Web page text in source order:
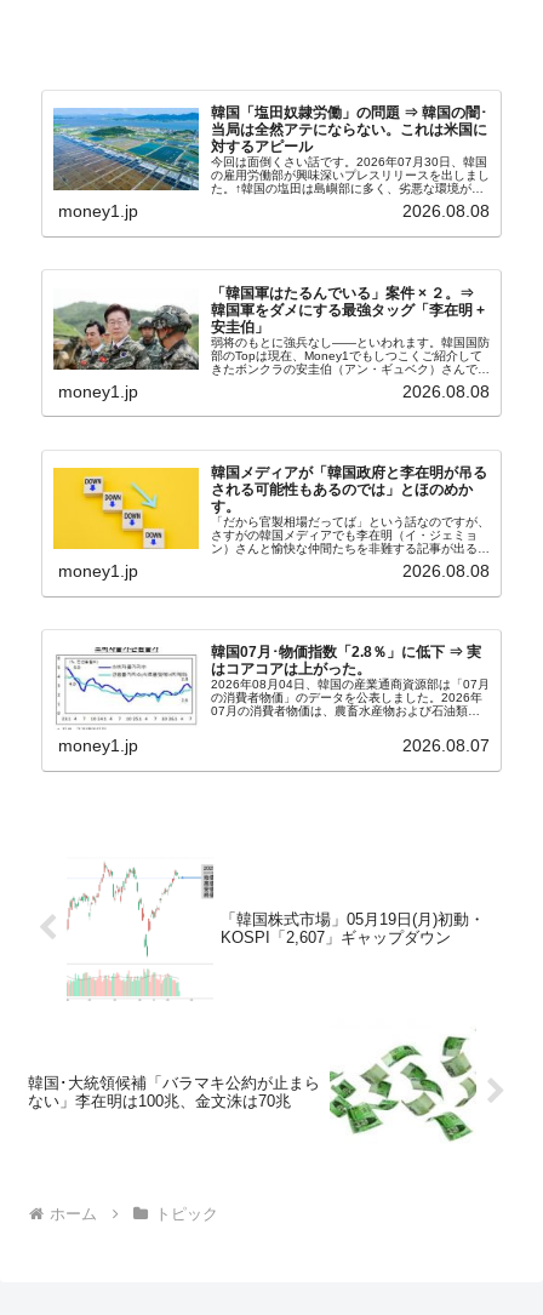
韓国「塩田奴隷労働」の問題 ⇒ 韓国の闇･
当局は全然アテにならない。これは米国に
対するアピール
今回は面倒くさい話です。2026年07月30日、韓国
の雇用労働部が興味深いプレスリリースを出しまし
た。↑韓国の塩田は島嶼部に多く、劣悪な環境が一
般に見られることが少ないため、事件の発覚を妨げ
たといわれます（後述）。これは、いわゆる「塩田
money1.jp 2026.08.08
「韓国軍はたるんでいる」案件 × ２。⇒
韓国軍をダメにする最強タッグ「李在明 +
安圭伯」
弱将のもとに強兵なし――といわれます。韓国国防
部のTopは現在、Money1でもしつこくご紹介して
きたボンクラの安圭伯（アン・ギュベク）さんで
さんと「韓国初の文官上がり」の国防部長官安圭伯
money1.jp 2026.08.08
韓国メディアが「韓国政府と李在明が吊る
される可能性もあるのでは」とほのめか
す。
「だから官製相場だってば」という話なのですが、
さすがの韓国メディアでも李在明（イ・ジェミョ
ン）さんと愉快な仲間たちを非難する記事が出るよ
『朝鮮日報』に面白い記事が出ています。「東西南
money1.jp 2026.08.08
韓国07月･物価指数「2.8％」に低下 ⇒ 実
はコアコアは上がった。
2026年08月04日、韓国の産業通商資源部は「07月
の消費者物価」のデータを公表しました。2026年
07月の消費者物価は、農畜水産物および石油類の
2.8％上昇（06月は3.2％）となり、上昇率は前...
money1.jp 2026.08.07
「韓国株式市場」05月19日(月)初動・
KOSPI「2,607」ギャップダウン
韓国･大統領候補「バラマキ公約が止まら
ない」李在明は100兆、金文洙は70兆
ホーム トピック